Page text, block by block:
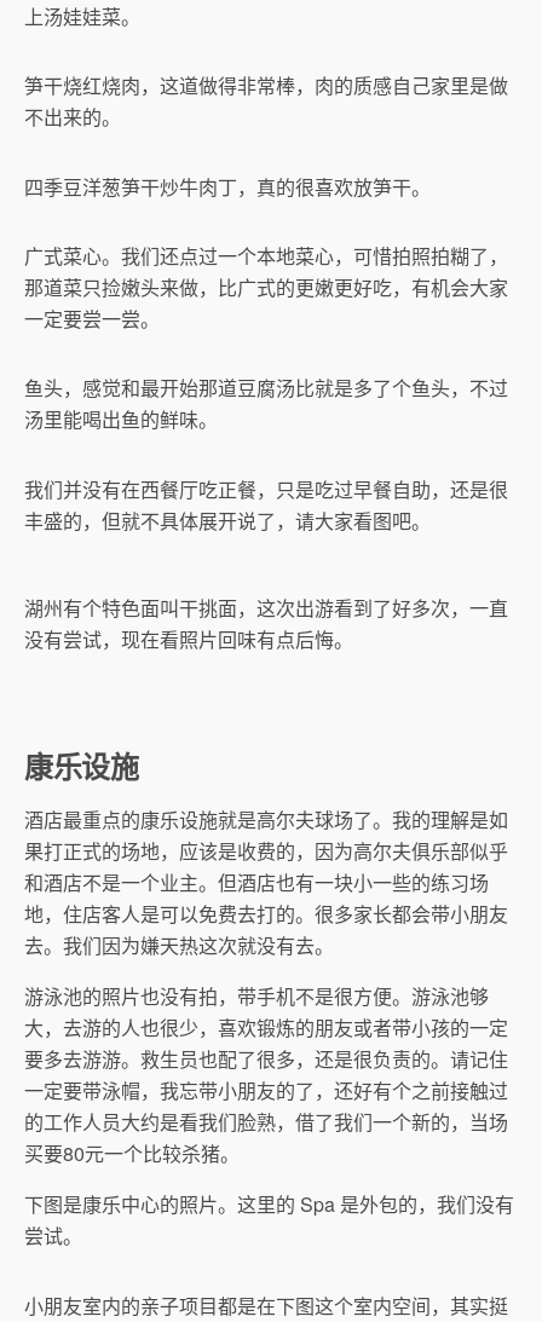
上汤娃娃菜。
笋干烧红烧肉，这道做得非常棒，肉的质感自己家里是做
不出来的。
四季豆洋葱笋干炒牛肉丁，真的很喜欢放笋干。
广式菜心。我们还点过一个本地菜心，可惜拍照拍糊了，
那道菜只捡嫩头来做，比广式的更嫩更好吃，有机会大家
一定要尝一尝。
鱼头，感觉和最开始那道豆腐汤比就是多了个鱼头，不过
汤里能喝出鱼的鲜味。
我们并没有在西餐厅吃正餐，只是吃过早餐自助，还是很
丰盛的，但就不具体展开说了，请大家看图吧。
湖州有个特色面叫干挑面，这次出游看到了好多次，一直
没有尝试，现在看照片回味有点后悔。
康乐设施
酒店最重点的康乐设施就是高尔夫球场了。我的理解是如
果打正式的场地，应该是收费的，因为高尔夫俱乐部似乎
和酒店不是一个业主。但酒店也有一块小一些的练习场
地，住店客人是可以免费去打的。很多家长都会带小朋友
去。我们因为嫌天热这次就没有去。
游泳池的照片也没有拍，带手机不是很方便。游泳池够
大，去游的人也很少，喜欢锻炼的朋友或者带小孩的一定
要多去游游。救生员也配了很多，还是很负责的。请记住
一定要带泳帽，我忘带小朋友的了，还好有个之前接触过
的工作人员大约是看我们脸熟，借了我们一个新的，当场
买要80元一个比较杀猪。
下图是康乐中心的照片。这里的 Spa 是外包的，我们没有
尝试。
小朋友室内的亲子项目都是在下图这个室内空间，其实挺